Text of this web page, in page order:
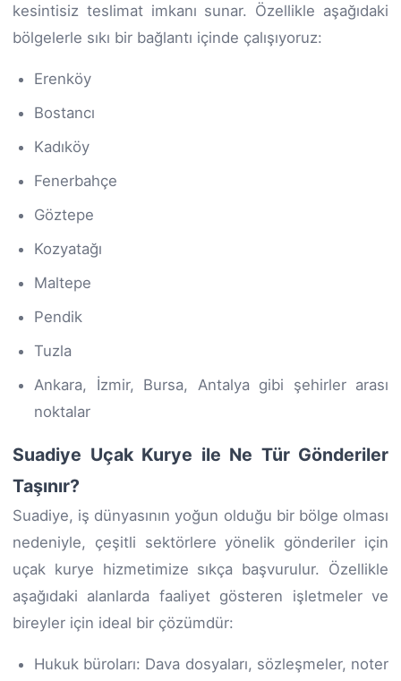
kesintisiz teslimat imkanı sunar. Özellikle aşağıdaki
bölgelerle sıkı bir bağlantı içinde çalışıyoruz:
Erenköy
Bostancı
Kadıköy
Fenerbahçe
Göztepe
Kozyatağı
Maltepe
Pendik
Tuzla
Ankara, İzmir, Bursa, Antalya gibi şehirler arası
noktalar
Suadiye Uçak Kurye ile Ne Tür Gönderiler
Taşınır?
Suadiye, iş dünyasının yoğun olduğu bir bölge olması
nedeniyle, çeşitli sektörlere yönelik gönderiler için
uçak kurye hizmetimize sıkça başvurulur. Özellikle
aşağıdaki alanlarda faaliyet gösteren işletmeler ve
bireyler için ideal bir çözümdür:
Hukuk büroları: Dava dosyaları, sözleşmeler, noter